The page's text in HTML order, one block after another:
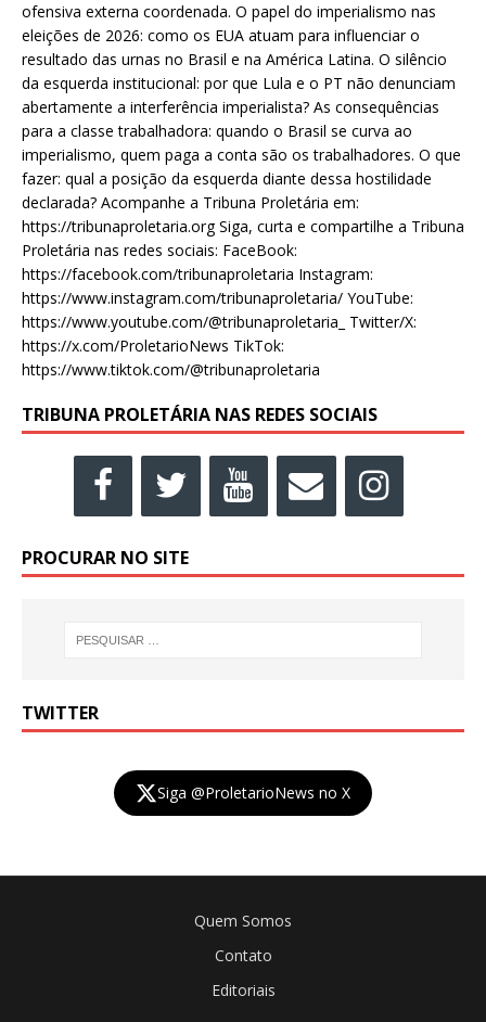
ofensiva externa coordenada. O papel do imperialismo nas
eleições de 2026: como os EUA atuam para influenciar o
resultado das urnas no Brasil e na América Latina. O silêncio
da esquerda institucional: por que Lula e o PT não denunciam
abertamente a interferência imperialista? As consequências
para a classe trabalhadora: quando o Brasil se curva ao
imperialismo, quem paga a conta são os trabalhadores. O que
fazer: qual a posição da esquerda diante dessa hostilidade
declarada? Acompanhe a Tribuna Proletária em:
https://tribunaproletaria.org Siga, curta e compartilhe a Tribuna
Proletária nas redes sociais: FaceBook:
https://facebook.com/tribunaproletaria Instagram:
https://www.instagram.com/tribunaproletaria/ YouTube:
https://www.youtube.com/@tribunaproletaria_ Twitter/X:
https://x.com/ProletarioNews TikTok:
https://www.tiktok.com/@tribunaproletaria
TRIBUNA PROLETÁRIA NAS REDES SOCIAIS
PROCURAR NO SITE
TWITTER
Siga @ProletarioNews no X
Quem Somos
Contato
Editoriais